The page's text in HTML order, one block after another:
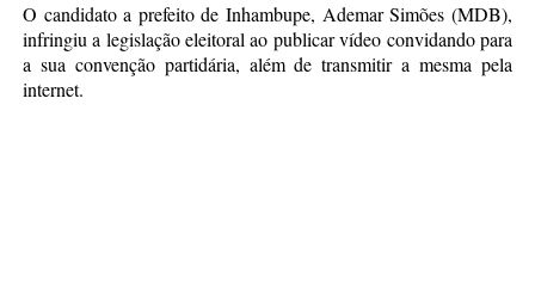
O candidato a prefeito de Inhambupe, Ademar Simões (MDB),
infringiu a legislação eleitoral ao publicar vídeo convidando para
a sua convenção partidária, além de transmitir a mesma pela
internet.